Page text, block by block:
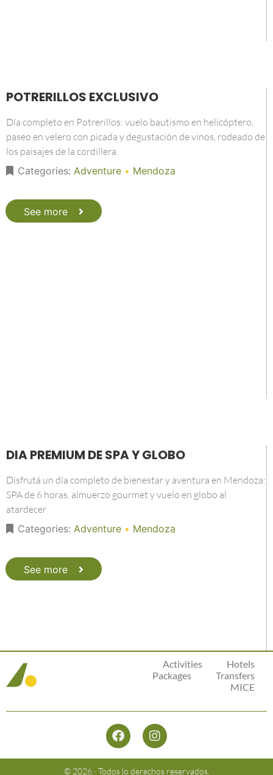
POTRERILLOS EXCLUSIVO
Día completo en Potrerillos: vuelo bautismo en helicóptero,
paseo en velero con picada y degustación de vinos, rodeado de
los paisajes de la cordillera.
Categories: Adventure • Mendoza
See more
DIA PREMIUM DE SPA Y GLOBO
Disfrutá un día completo de bienestar y aventura en Mendoza:
SPA de 6 horas, almuerzo gourmet y vuelo en globo al
atardecer
Categories: Adventure • Mendoza
See more
Activities
Hotels
Packages
Transfers
MICE
© 2026 · Todos lo derechos reservados.